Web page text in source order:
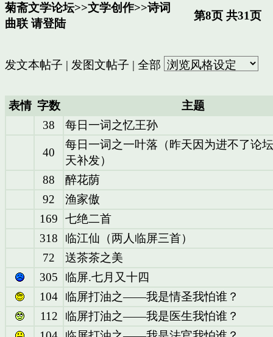
菊斋文学论坛>>文学创作>>诗词
曲联 请登陆
第8页 共31页
发文本帖子 | 发图文帖子 | 全部
表情 字数
主题
38
每日一词之忆王孙
40
每日一词之一叶落（昨天因为进不了论
天补发）
88
醉花荫
92
渔家傲
169
七绝二首
318
临江仙（两人临屏三首）
72
送茶茶之美
305
临屏.七月又十四
104
临屏打油之——我是情圣我怕谁？
112
临屏打油之——我是医生我怕谁？